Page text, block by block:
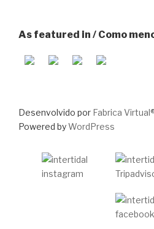
As featured in / Como
Desenvolvido por Fabrica
Powered byWordPress